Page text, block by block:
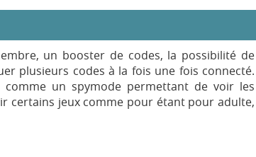
un booster de codes, la possibilité de
plusieurs codes à la fois une fois connecté.
un spymode permettant de voir les
certains jeux comme pour étant pour adulte,